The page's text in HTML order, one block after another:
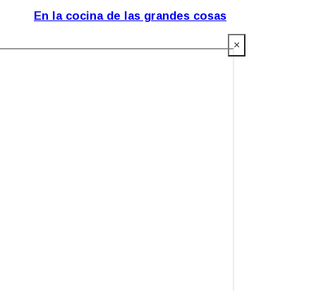
En la cocina de las grandes cosas
×